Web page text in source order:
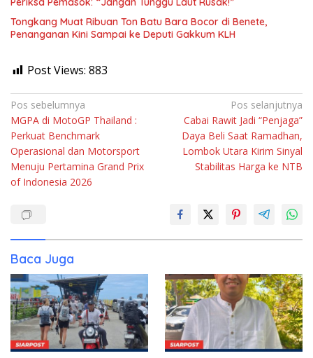
Tongkang Muat Ribuan Ton Batu Bara Bocor di Benete,
Penanganan Kini Sampai ke Deputi Gakkum KLH
Post Views: 883
Navigasi
pos
Pos sebelumnya
MGPA di MotoGP Thailand :
Perkuat Benchmark
Operasional dan Motorsport
Menuju Pertamina Grand Prix
of Indonesia 2026
Pos selanjutnya
Cabai Rawit Jadi “Penjaga”
Daya Beli Saat Ramadhan,
Lombok Utara Kirim Sinyal
Stabilitas Harga ke NTB
Baca Juga